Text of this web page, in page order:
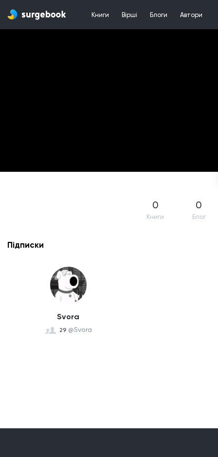
Книги Вірші Блоги Автори
0
Книги
0
Блог
Підписки
Svora
29 @Svora